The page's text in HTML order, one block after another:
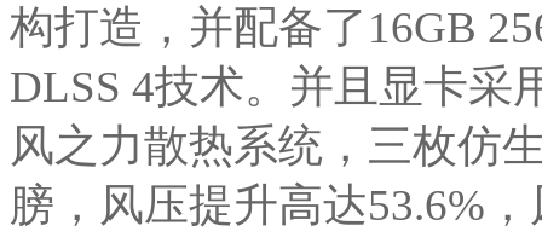
构打造，并配备了16GB
DLSS 4技术。并且显卡采
风之力散热系统，三枚仿
膀，风压提升高达53.6%